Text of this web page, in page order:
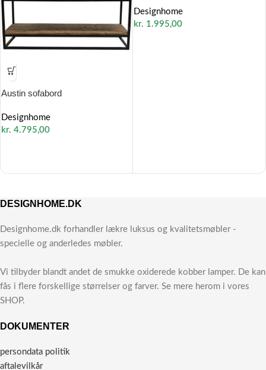
Austin sofabord
Designhome
kr. 4.795,00
Designhome
kr. 1.995,00
DESIGNHOME.DK
Designhome.dk forhandler lækre luksus og kvalitetsmøbler -
specielle og anderledes møbler.
Vi tilbyder blandt andet de smukke oxiderede kobber lamper. De kan
fås i flere forskellige størrelser og farver. Se mere herom i vores
SHOP.
DOKUMENTER
persondata politik
aftalevilkår